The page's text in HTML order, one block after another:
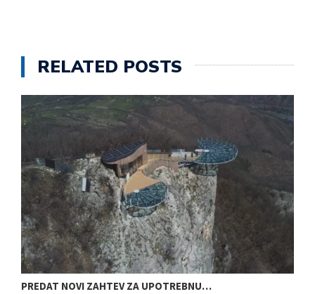
RELATED POSTS
PREDAT NOVI ZAHTEV ZA UPOTREBNU…